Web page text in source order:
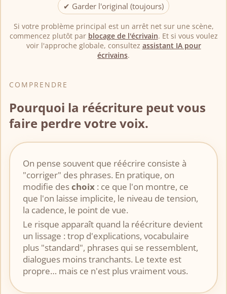
✔ Garder l'original (toujours)
Si votre problème principal est un arrêt net sur une scène,
commencez plutôt par blocage de l'écrivain. Et si vous voulez
voir l'approche globale, consultez assistant IA pour
écrivains.
COMPRENDRE
Pourquoi la réécriture peut vous
faire perdre votre voix.
On pense souvent que réécrire consiste à
"corriger" des phrases. En pratique, on
modifie deschoix : ce que l'on montre, ce
que l'on laisse implicite, le niveau de tension,
la cadence, le point de vue.
Le risque apparaît quand la réécriture devient
un lissage : trop d'explications, vocabulaire
plus "standard", phrases qui se ressemblent,
dialogues moins tranchants. Le texte est
propre… mais ce n'est plus vraiment vous.